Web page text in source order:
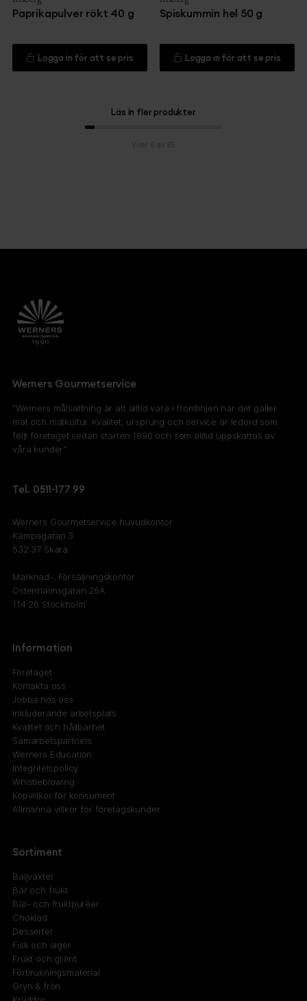
Paprikapulver rökt 40 g
Logga in för att se pris
Spiskummin hel 50 g
Logga in för att se pris
Läs in fler produkter
Visar 6 av 85
Werners Gourmetservice
”Werners målsättning är att alltid vara i frontlinjen när det gäller
mat och matkultur. Kvalitet, ursprung och service är ledord som
följt företaget sedan starten 1990 och som alltid uppskattas av
våra kunder.”
Tel. 0511-177 99
Werners Gourmetservice huvudkontor
Kämpagatan 3
532 37 Skara
Marknad-, Försäljningskontor
Östermalmsgatan 26A
114 26 Stockholm
Information
Företaget
Kontakta oss
Jobba hos oss
Inkluderande arbetsplats
Kvalitet och hållbarhet
Samarbetspartners
Werners Education
Integritetspolicy
Whistleblowing
Köpvillkor för konsument
Allmänna villkor för företagskunder
Sortiment
Baljväxter
Bär och frukt
Bär- och fruktpuréer
Choklad
Desserter
Fisk och alger
Frukt och grönt
Förbrukningsmaterial
Gryn & frön